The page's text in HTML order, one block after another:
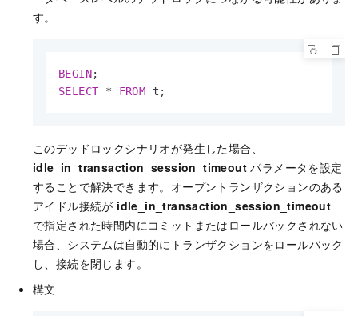
す。
BEGIN
SELECT * FROM t;
このデッドロックシナリオが発生した場合、
idle_in_transaction_session_timeout パラメータを設定
することで解決できます。オープントランザクションのある
アイドル接続が idle_in_transaction_session_timeout
で指定された時間内にコミットまたはロールバックされない
場合、システムは自動的にトランザクションをロールバック
し、接続を閉じます。
構文